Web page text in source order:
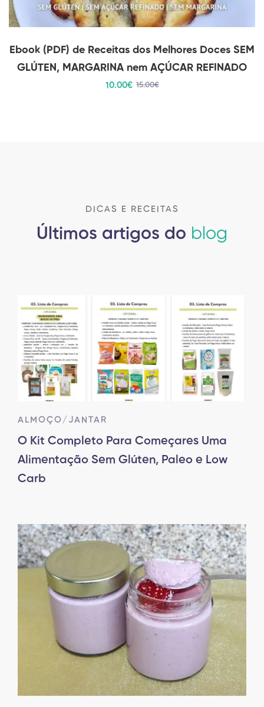
Ebook (PDF) de Receitas dos Melhores Doces SEM
GLÚTEN, MARGARINA nem AÇÚCAR REFINADO
10.00€ 15.00€
DICAS E RECEITAS
Últimos artigos do blog
ALMOÇO/JANTAR
O Kit Completo Para Começares Uma
Alimentação Sem Glúten, Paleo e Low
Carb